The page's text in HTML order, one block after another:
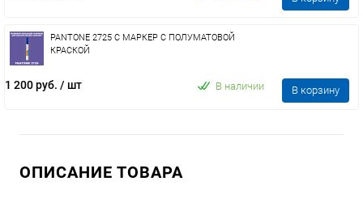
PANTONE 2725 C МАРКЕР С ПОЛУМАТОВОЙ
КРАСКОЙ
1 200 руб. / шт В наличии В корзину
ОПИСАНИЕ ТОВАРА